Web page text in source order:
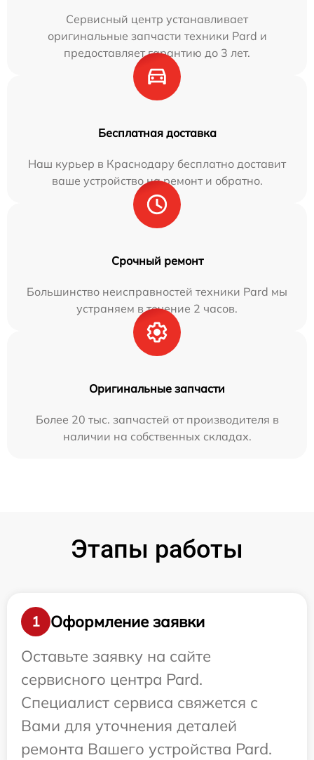
Сервисный центр устанавливает
оригинальные запчасти техники Pard и
предоставляет гарантию до 3 лет.
Бесплатная доставка
Наш курьер в Краснодару бесплатно доставит
ваше устройство на ремонт и обратно.
Срочный ремонт
Большинство неисправностей техники Pard мы
устраняем в течение 2 часов.
Оригинальные запчасти
Более 20 тыс. запчастей от производителя в
наличии на собственных складах.
Этапы работы
1
Оформление заявки
Оставьте заявку на сайте
сервисного центра Pard.
Специалист сервиса свяжется с
Вами для уточнения деталей
ремонта Вашего устройства Pard.